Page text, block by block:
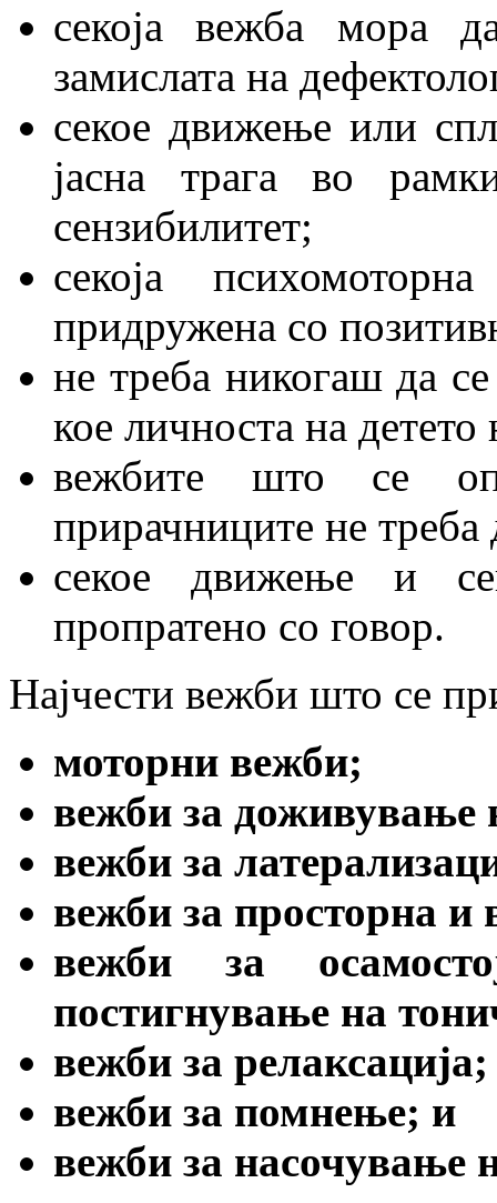
секоја вежба мора
замислата на
секое движење или
јасна трага во
сензибилитет;
секоја
придружена со
не треба никогаш да
кое личноста на детето
вежбите што се
прирачниците не треба
секое движење и
пропратено со говор.
Најчести вежби што се
моторни вежби;
вежби за доживување
вежби за
вежби за просторна и
вежби за
постигнување на
вежби за релаксација;
вежби за помнење; и
вежби за насочување